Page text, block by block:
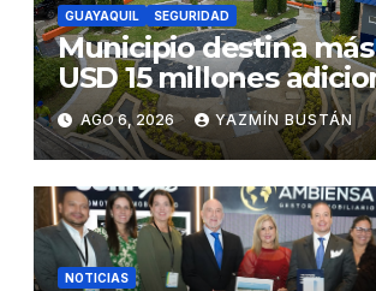
GUAYAQUIL SEGURIDAD
Municipio destina
USD 15 millones
SEGURA EP para
seguridad ciudadana
AGO 6, 2026 YAZMÍN BUSTÁN
NOTICIAS